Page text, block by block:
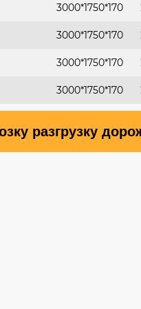
3000*1750*170
3000*1750*170
3000*1750*170
3000*1750*170
разгрузку